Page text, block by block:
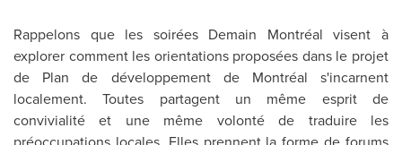
Rappelons que les soirées Demain Montréal visent à
explorer comment les orientations proposées dans le projet
de Plan de développement de Montréal s'incarnent
localement. Toutes partagent un même esprit de
convivialité et une même volonté de traduire les